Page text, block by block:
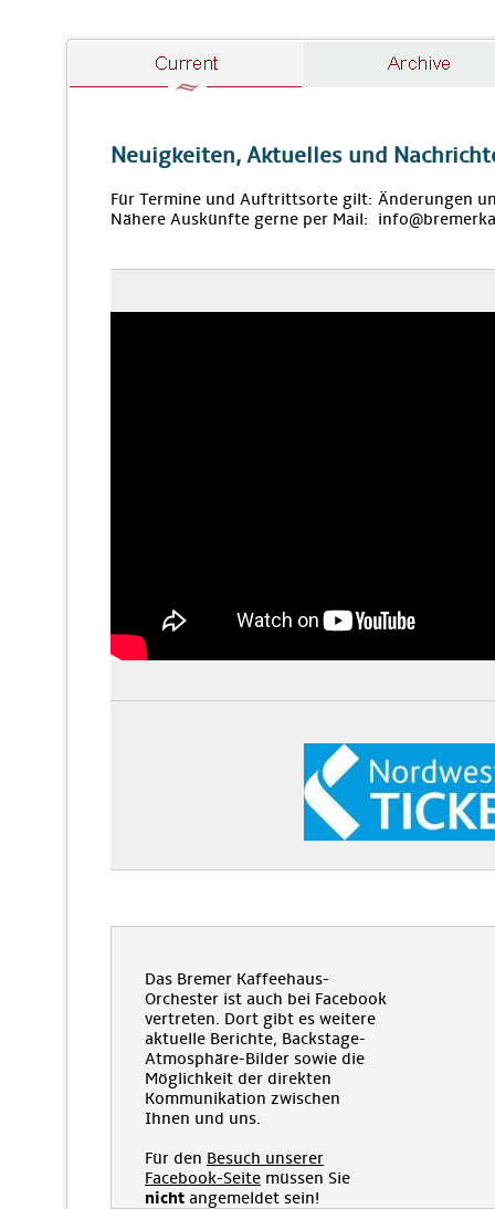
Neuigkeiten, Aktuelles und
Für Termine und Auftrittsorte gilt: Änderungen
Nähere Auskünfte gerne per Mail:
Das Bremer Kaffeehaus-
Orchester ist auch bei Facebook
vertreten. Dort gibt es weitere
aktuelle Berichte, Backstage-
Atmosphäre-Bilder sowie die
Möglichkeit der direkten
Kommunikation zwischen
Ihnen und uns.
Für den Besuch unserer
Facebook-Seite müssen Sie
nicht angemeldet sein!